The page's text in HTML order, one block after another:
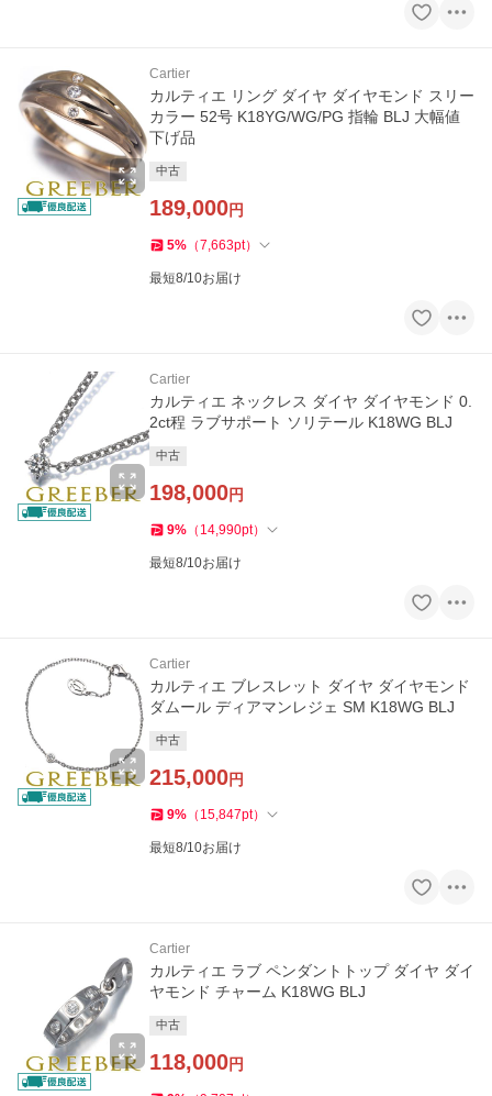
Cartier
カルティエ リング ダイヤ ダイヤモンド スリー
カラー 52号 K18YG/WG/PG 指輪 BLJ 大幅値
下げ品
中古
189,000円
5% （7,663pt）
最短8/10お届け
Cartier
カルティエ ネックレス ダイヤ ダイヤモンド 0.
2ct程 ラブサポート ソリテール K18WG BLJ
中古
198,000円
9% （ 14,990pt）
最短8/10お届け
Cartier
カルティエ ブレスレット ダイヤ ダイヤモンド
ダムール ディアマンレジェ SM K18WG BLJ
中古
215,000円
9% （ 15,847pt）
最短8/10お届け
Cartier
カルティエ ラブ ペンダントトップ ダイヤ ダイ
ヤモンド チャーム K18WG BLJ
中古
118,000円